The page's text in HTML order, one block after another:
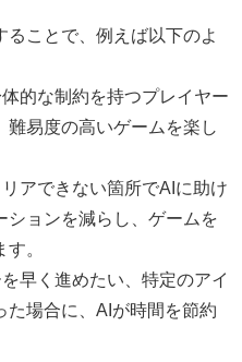
ることで、例えば以下のよ
体的な制約を持つプレイヤー
易度の高いゲームを楽し
リアできない箇所でAIに助け
ションを減らし、ゲームを
。
を早く進めたい、特定のアイ
た場合に、AIが時間を節約